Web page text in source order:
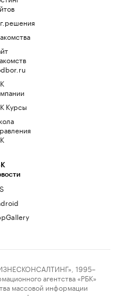
Курсы
1995–
агентства «РБК»
массовой информации